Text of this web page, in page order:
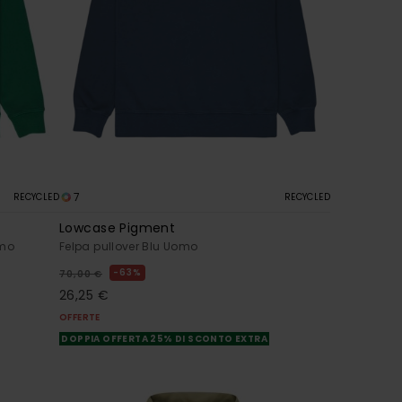
RECYCLED 7 RECYCLED
Lowcase Pigment
Felpa pullover Blu Uomo
70,00 € 63%
26,25 €
OFFERTE
DOPPIA OFFERTA 25% DI SCONTO EXTRA